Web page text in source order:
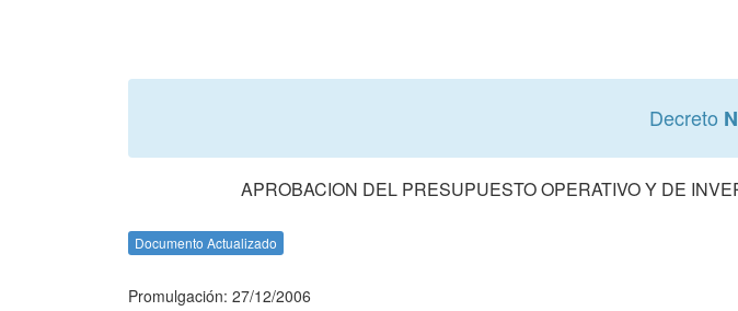
Decreto
APROBACION DEL PRESUPUESTO OPERATIVO Y DE
Documento Actualizado
Promulgación: 27/12/2006